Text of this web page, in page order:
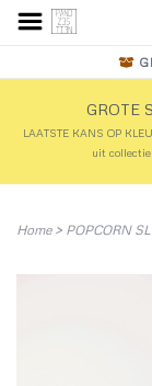
GROTE
LAATSTE KANS OP
uit
Home> POPCORN